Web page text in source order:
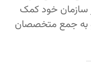
سازمان خود کمک
و به جمع متخصصان